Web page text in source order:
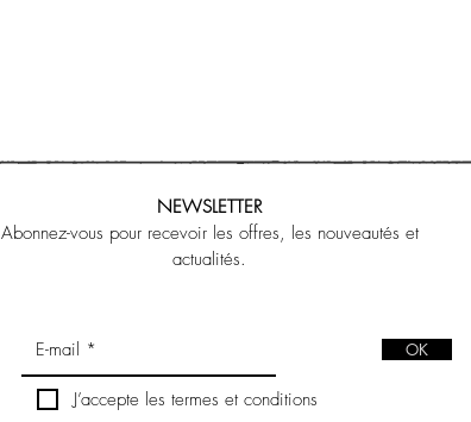
NEWSLETTER
Abonnez-vous pour recevoir les offres, les nouveautés et
actualités.
OK
J’accepte les termes et conditions